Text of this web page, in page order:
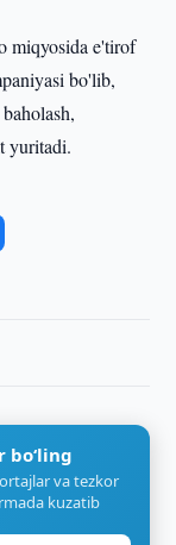
miqyosida e'tirof
bo'lib,
yuritadi.
bo‘ling
va tezkor
kuzatib